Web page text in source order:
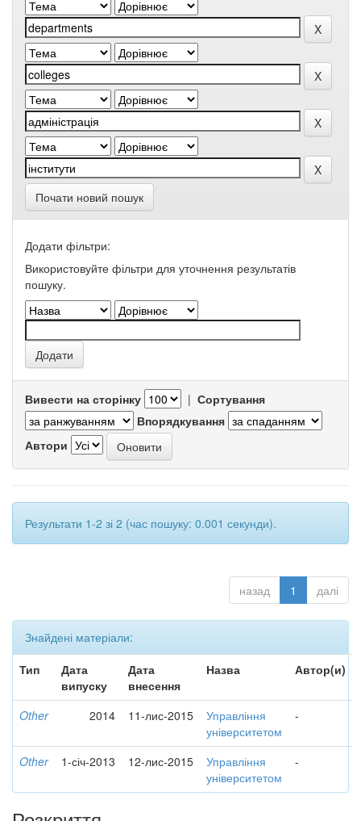
Почати новий пошук
Додати фільтри:
Використовуйте фільтри для уточнення результатів
пошуку.
Вивести на сторінку | Сортування
Впорядкування
Автори
Результати 1-2 зі 2 (час пошуку: 0.001 секунди).
назад 1 далі
Знайдені матеріали:
Тип
Дата
випуску
Дата
внесення
Назва Автор(и)
Other 2014 11-лис-2015
Управління
університетом
-
Other 1-січ-2013 12-лис-2015
Управління
університетом
-